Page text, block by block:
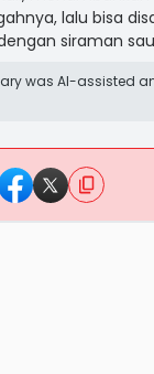
lalu bisa
siraman
was AI-assisted